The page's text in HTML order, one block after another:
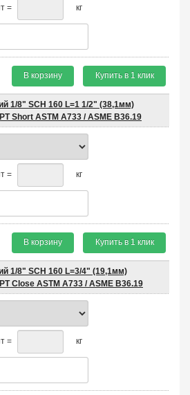
= кг
В корзину Купить в 1 клик
1/8" SCH 160 L=1 1/2" (38,1мм)
Short ASTM A733 / ASME B36.19
= кг
В корзину Купить в 1 клик
1/8" SCH 160 L=3/4" (19,1мм)
Close ASTM A733 / ASME B36.19
= кг